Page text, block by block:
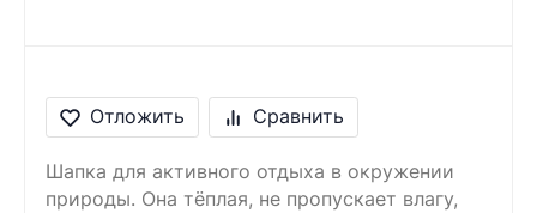
Отложить Сравнить
Шапка для активного отдыха в окружении
природы. Она тёплая, не пропускает влагу,